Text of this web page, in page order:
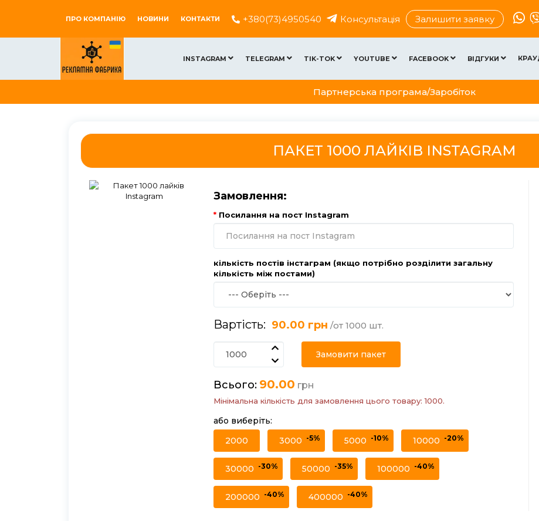
ПРО КОМПАНІЮ НОВИНИ КОНТАКТИ +380(73)4950540 Консультація Залишити заявку
INSTAGRAM TELEGRAM TIK-TOK YOUTUBE FACEBOOK ВІДГУКИ
Партнерська програма/Заробіток
ПАКЕТ 1000 ЛАЙКІВ INSTAGRAM
Замовлення:
Посилання на пост Instagram
кількість постів інстаграм (якщо потрібно розділити загальну
кількість між постами)
Вартість: 90.00 грн /от 1000 шт.
Замовити пакет
Всього: 90.00 грн
Мінімальна кількість для замовлення цього товару: 1000.
або виберіть:
2000
3000 -5% 5000 -10% 10000 -20%
30000 -30% 50000 -35% 100000 -40%
200000 -40% 400000 -40%